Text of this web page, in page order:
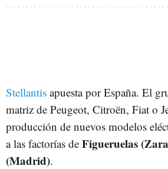
Stellantis apuesta por España. El
matriz de Peugeot, Citroën, Fiat o
producción de nuevos modelos
a las factorías de Figueruelas
(Madrid).